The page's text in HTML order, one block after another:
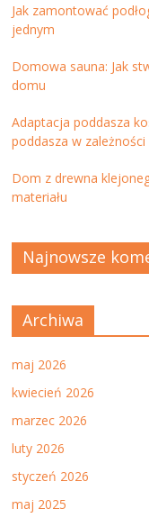
Jak zamontować
jednym
Domowa sauna: Jak
domu
Adaptacja poddasza
poddasza w
Dom z drewna
materiału
Najnowsze
Archiwa
maj 2026
kwiecień 2026
marzec 2026
luty 2026
styczeń 2026
maj 2025